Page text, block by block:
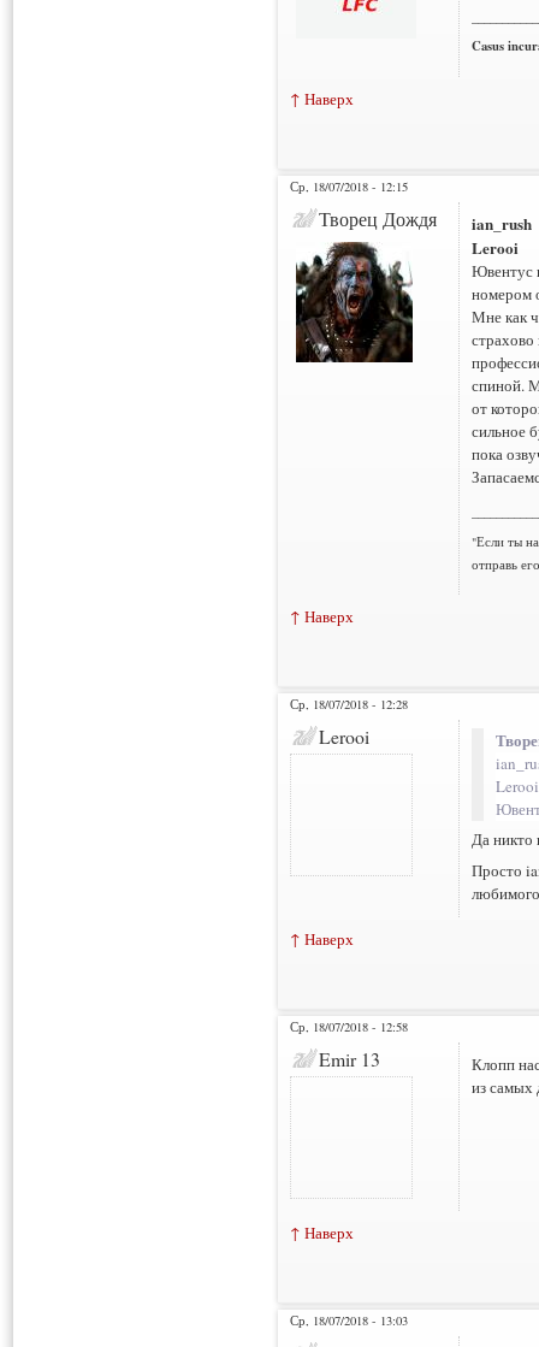
Casus
↑ Наверх
Ср, 18/07/2018 - 12:15
Творец Дождя
ian_rush
Lerooi
Ювентус
номером
Мне как
спиной.
от
сильное
пока
"Если ты
отправь
↑ Наверх
Ср, 18/07/2018 - 12:28
Lerooi
Lerooi
Да никто
Просто
↑ Наверх
Ср, 18/07/2018 - 12:58
Emir 13
Клопп
из самых
↑ Наверх
Ср, 18/07/2018 - 13:03